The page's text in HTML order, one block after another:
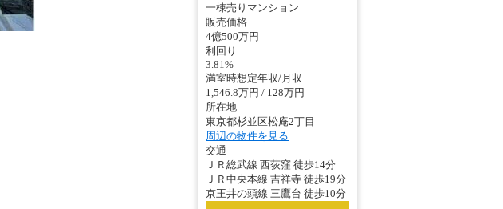
一棟売りマンション
販売価格
4億500万円
利回り
3.81%
満室時想定年収/月収
1,546.8万円 / 128万円
所在地
東京都杉並区松庵2丁目
周辺の物件を見る
交通
ＪＲ総武線 西荻窪 徒歩14分
ＪＲ中央本線 吉祥寺 徒歩19分
京王井の頭線 三鷹台 徒歩10分